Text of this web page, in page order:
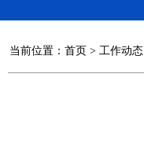
当前位置： 首页 > 工作动态